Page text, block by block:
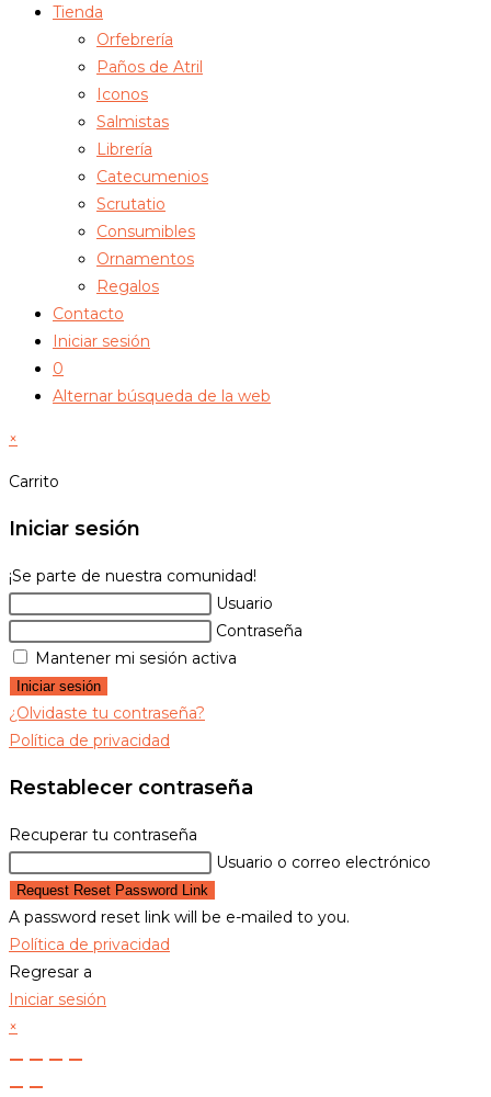
Tienda
Orfebrería
Paños de Atril
Iconos
Salmistas
Librería
Catecumenios
Scrutatio
Consumibles
Ornamentos
Regalos
Contacto
Iniciar sesión
0
Alternar búsqueda de la web
×
Carrito
Iniciar sesión
¡Se parte de nuestra comunidad!
Usuario
Contraseña
Mantener mi sesión activa
Iniciar sesión
¿Olvidaste tu contraseña?
Política de privacidad
Restablecer contraseña
Recuperar tu contraseña
Usuario o correo electrónico
Request Reset Password Link
A password reset link will be e-mailed to you.
Política de privacidad
Regresar a
Iniciar sesión
×